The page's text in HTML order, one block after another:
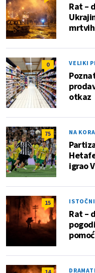
Rat –
mrtvih
0 VELIKI
otkaz
75 NA
igrao
15
Rat –